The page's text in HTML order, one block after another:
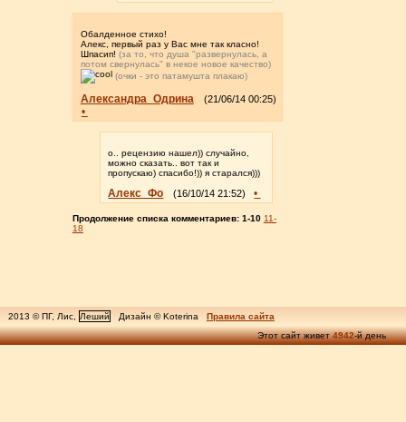
Обалденное стихо!
Алекс, первый раз у Вас мне так класно!
Шпасип! (за то, что душа "развернулась, а
потом свернулась" в некое новое качество)
(очки - это патамушта плакаю)
Александра_Одрина (21/06/14 00:25)
•
о.. рецензию нашел)) случайно,
можно сказать.. вот так и
пропускаю) спасибо!)) я старался)))
Алекс_Фо (16/10/14 21:52) •
Продолжение списка комментариев: 1-10 11-
18
2013 © ПГ, Лис, Леший Дизайн © Koterina
Правила сайта
Этот сайт живет4942-й день